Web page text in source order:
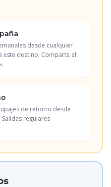
desde cualquier
este destino. Comparte el
de retorno desde
Salidas regulares